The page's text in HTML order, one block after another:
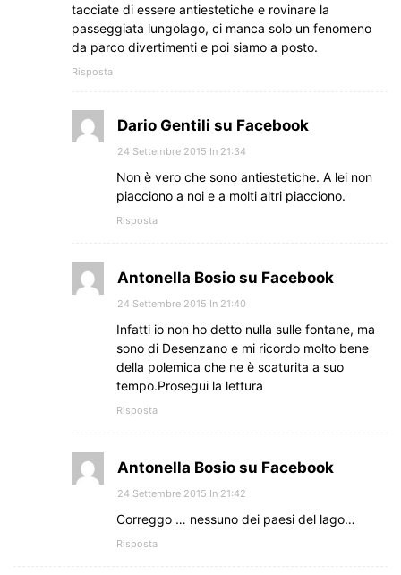
tacciate di essere antiestetiche e rovinare la
passeggiata lungolago, ci manca solo un fenomeno
da parco divertimenti e poi siamo a posto.
Risposta
Dario Gentili su Facebook
24 Settembre 2015 In 21:34
Non è vero che sono antiestetiche. A lei non
piacciono a noi e a molti altri piacciono.
Risposta
Antonella Bosio su Facebook
24 Settembre 2015 In 21:40
Infatti io non ho detto nulla sulle fontane, ma
sono di Desenzano e mi ricordo molto bene
della polemica che ne è scaturita a suo
tempo.Prosegui la lettura
Risposta
Antonella Bosio su Facebook
24 Settembre 2015 In 21:42
Correggo … nessuno dei paesi del lago…
Risposta